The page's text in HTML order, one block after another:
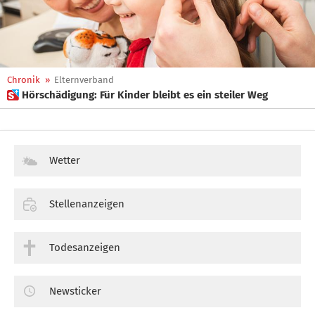
Chronik » Elternverband
 Hörschädigung: Für Kinder bleibt es ein steiler Weg
Wetter
Stellenanzeigen
Todesanzeigen
Newsticker